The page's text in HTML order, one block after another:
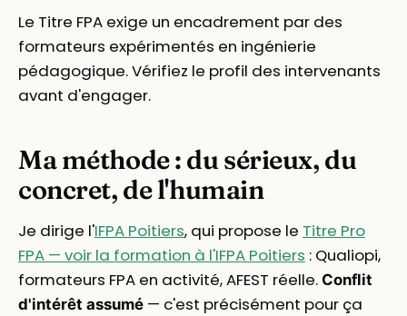
Le Titre FPA exige un encadrement par des
formateurs expérimentés en ingénierie
pédagogique. Vérifiez le profil des intervenants
avant d'engager.
Ma méthode : du sérieux, du
concret, de l'humain
Je dirige l'IFPA Poitiers, qui propose le Titre Pro
FPA — voir la formation à l'IFPA Poitiers : Qualiopi,
formateurs FPA en activité, AFEST réelle. Conflit
d'intérêt assumé — c'est précisément pour ça